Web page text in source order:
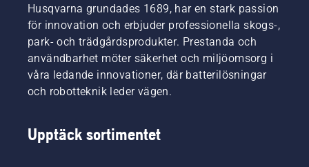
Husqvarna grundades 1689, har en stark passion
för innovation och erbjuder professionella skogs-,
park- och trädgårdsprodukter. Prestanda och
användbarhet möter säkerhet och miljöomsorg i
våra ledande innovationer, där batterilösningar
och robotteknik leder vägen.
Upptäck sortimentet